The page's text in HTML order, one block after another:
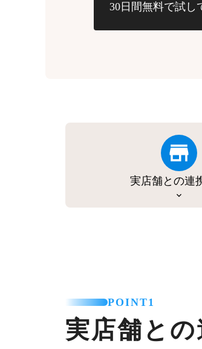
30日間無料で試し
実店舗との連
POINT1
実店舗と